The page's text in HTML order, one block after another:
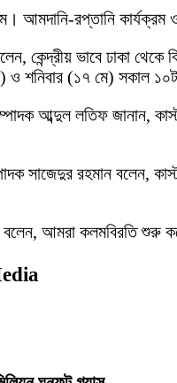
আমদানি-রপ্তানি
কেন্দ্রীয় ভাবে ঢাকা
ও শনিবার (১৭ মে) সকাল
আব্দুল লতিফ জানান,
সাজেদুর রহমান বলেন,
আমরা কলমবিরতি শুরু